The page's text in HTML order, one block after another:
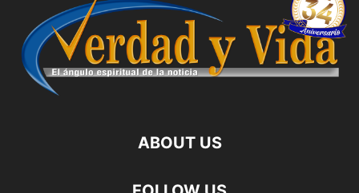
ABOUT US